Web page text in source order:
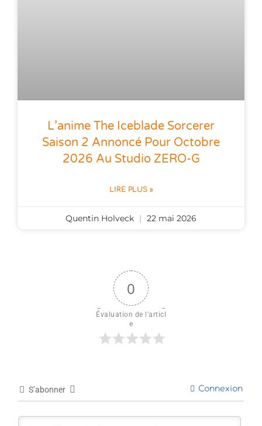
L’anime The Iceblade Sorcerer
Saison 2 Annoncé Pour Octobre
2026 Au Studio ZERO-G
LIRE PLUS »
Quentin Holveck 22 mai 2026
0
Évaluation de l'articl
e
S’abonner Connexion